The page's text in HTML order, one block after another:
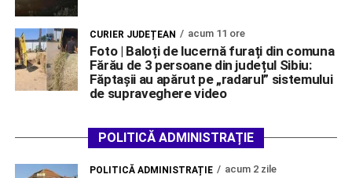
CURIER JUDEȚEAN acum 11 ore
Foto | Baloți de lucernă furați din comuna
Fărău de 3 persoane din județul Sibiu:
Făptașii au apărut pe „radarul” sistemului
de supraveghere video
POLITICĂ ADMINISTRAȚIE
POLITICĂ ADMINISTRAȚIE acum 2 zile